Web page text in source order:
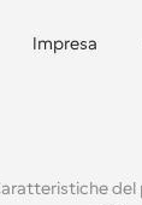
Impresa